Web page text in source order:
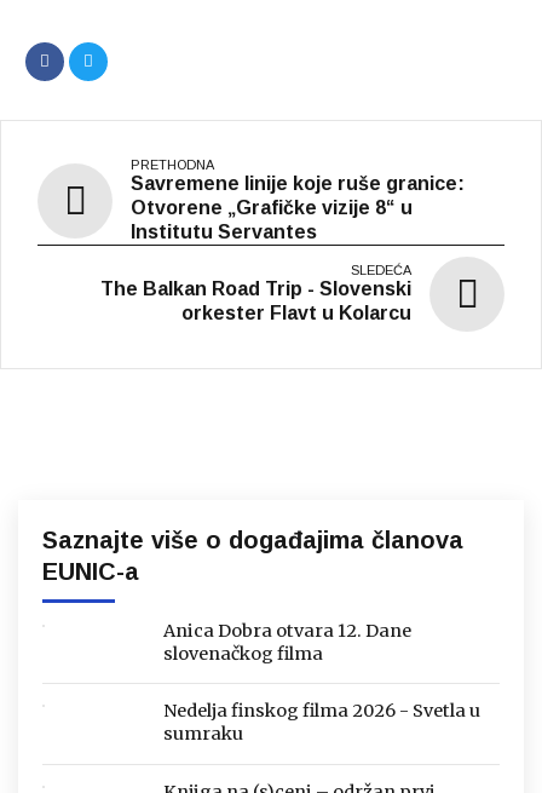
Savremene linije koje ruše granice:
Otvorene „Grafičke vizije 8“ u
Institutu Servantes
The Balkan Road Trip - Slovenski
orkester Flavt u Kolarcu
Saznajte više o događajima članova
EUNIC-a
Anica Dobra otvara 12. Dane
slovenačkog filma
Nedelja finskog filma 2026 - Svetla u
sumraku